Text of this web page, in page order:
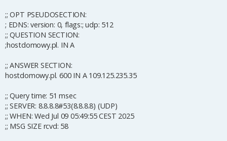
;; OPT PSEUDOSECTION:
; EDNS: version: 0, flags:; udp: 512
;; QUESTION SECTION:
;hostdomowy.pl. IN A
;; ANSWER SECTION:
hostdomowy.pl. 600 IN A 109.125.235.35
;; Query time: 51 msec
;; SERVER: 8.8.8.8#53(8.8.8.8) (UDP)
;; WHEN: Wed Jul 09 05:49:55 CEST 2025
;; MSG SIZE rcvd: 58